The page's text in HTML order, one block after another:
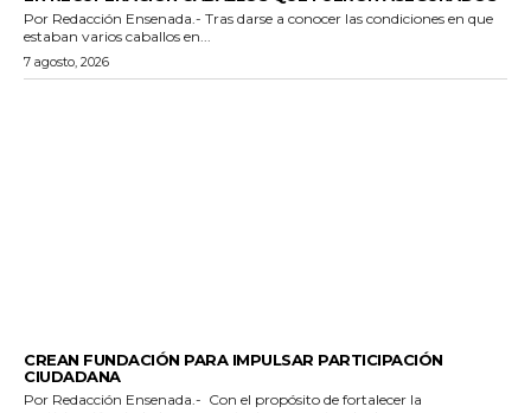
Por Redacción Ensenada.- Tras darse a conocer las condiciones en que
estaban varios caballos en...
7 agosto, 2026
CREAN FUNDACIÓN PARA IMPULSAR PARTICIPACIÓN
CIUDADANA
Por Redacción Ensenada.- Con el propósito de fortalecer la